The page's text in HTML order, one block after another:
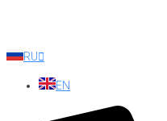
RU
EN